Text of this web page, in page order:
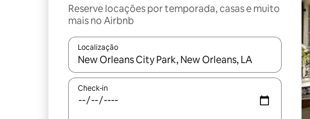
Reserve locações por temporada, casas e muito
mais no Airbnb
Localização
Quando os resultados estiverem disponíveis, explore-os
Check-in